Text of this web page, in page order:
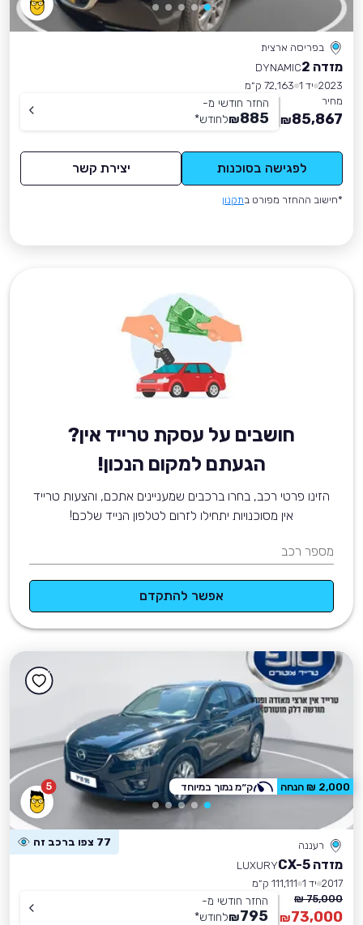
בפריסה ארצית
מזדה 2
DYNAMIC
2023 יד 1
72,163 ק״מ
מחיר
85,867
₪
החזר חודשי מ-
885
₪לחודש*
לפגישה בסוכנות יצירת קשר
*חישוב ההחזר מפורט בתקנון
חושבים על עסקת טרייד אין?
הגעתם למקום הנכון!
הזינו פרטי רכב, בחרו ברכבים שמעניינים אתכם, והצעות טרייד
אין מסוכנויות יתחילו לזרום לטלפון הנייד שלכם!
מספר רכב
אפשר להתקדם
5
רעננה 77 צפו ברכב זה
מזדה CX-5
LUXURY
2017 יד 1
111,111 ק״מ
75,000 ₪
73,000
₪
החזר חודשי מ-
795
₪לחודש*
2,000 ₪ הנחה ק״מ נמוך במיוחד